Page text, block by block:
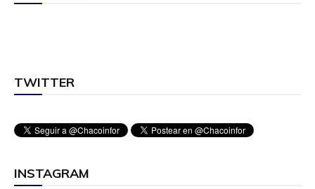
TWITTER
INSTAGRAM